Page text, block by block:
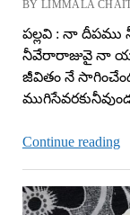
BY LIMMALA
పల్లవి : నా
నీవేరారాజువై నా
జీవితం నే
Continue reading